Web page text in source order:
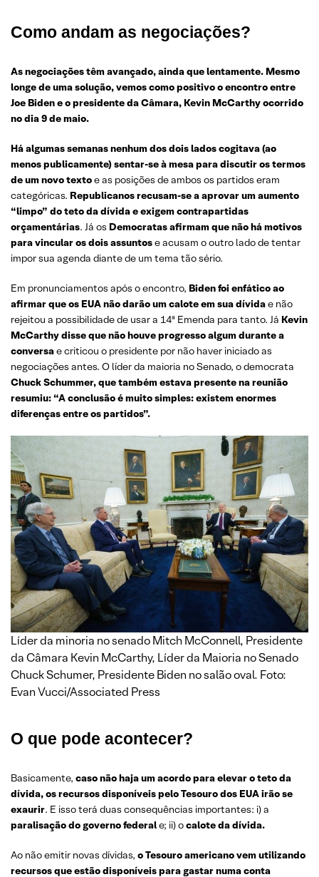
Como andam as negociações?
As negociações têm avançado, ainda que lentamente. Mesmo
longe de uma solução, vemos como positivo o encontro entre
Joe Biden e o presidente da Câmara, Kevin McCarthy ocorrido
no dia 9 de maio.
Há algumas semanas nenhum dos dois lados cogitava (ao
menos publicamente) sentar-se à mesa para discutir os termos
de um novo textoe as posições de ambos os partidos eram
categóricas. Republicanos recusam-se a aprovar um aumento
“limpo” do teto da dívida e exigem contrapartidas
orçamentárias. Já os Democratas afirmam que não há motivos
para vincular os dois assuntose acusam o outro lado de tentar
impor sua agenda diante de um tema tão sério.
Em pronunciamentos após o encontro, Biden foi enfático ao
afirmar que os EUA não darão um calote em sua dívidae não
rejeitou a possibilidade de usar a 14ª Emenda para tanto. Já Kevin
McCarthy disse que não houve progresso algum durante a
conversae criticou o presidente por não haver iniciado as
negociações antes. O líder da maioria no Senado, o democrata
Chuck Schummer, que também estava presente na reunião
resumiu: “A conclusão é muito simples: existem enormes
diferenças entre os partidos”.
Líder da minoria no senado Mitch McConnell, Presidente
da Câmara Kevin McCarthy, Líder da Maioria no Senado
Chuck Schumer, Presidente Biden no salão oval. Foto:
Evan Vucci/Associated Press
O que pode acontecer?
Basicamente, caso não haja um acordo para elevar o teto da
dívida, os recursos disponíveis pelo Tesouro dos EUA irão se
exaurir. E isso terá duas consequências importantes: i) a
paralisação do governo federale; ii) ocalote da dívida.
Ao não emitir novas dívidas, o Tesouro americano vem utilizando
recursos que estão disponíveis para gastar numa conta